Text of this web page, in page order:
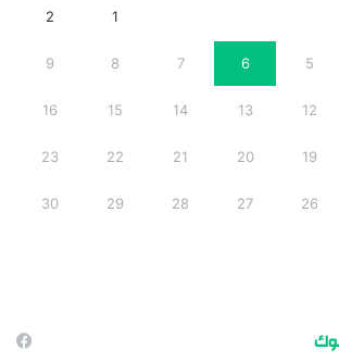
1
2
5
6
7
8
9
12
13
14
15
16
19
20
21
22
23
26
27
28
29
30